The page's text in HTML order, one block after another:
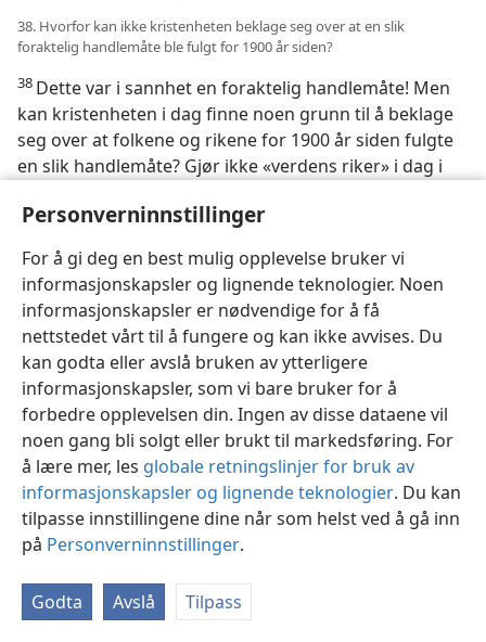
Personverninnstillinger
For å gi deg en best mulig opplevelse bruker vi
informasjonskapsler og lignende teknologier. Noen
informasjonskapsler er nødvendige for å få
nettstedet vårt til å fungere og kan ikke avvises. Du
kan godta eller avslå bruken av ytterligere
informasjonskapsler, som vi bare bruker for å
forbedre opplevelsen din. Ingen av disse dataene vil
noen gang bli solgt eller brukt til markedsføring. For
å lære mer, les globale retningslinjer for bruk av
informasjonskapsler og lignende teknologier. Du kan
tilpasse innstillingene dine når som helst ved å gå inn
på Personverninnstillinger.
Godta Avslå Tilpass
38. Hvorfor kan ikke kristenheten beklage seg over at en slik
foraktelig handlemåte ble fulgt for 1900 år siden?
38 Dette var i sannhet en foraktelig handlemåte! Men
kan kristenheten i dag finne noen grunn til å beklage
seg over at folkene og rikene for 1900 år siden fulgte
en slik handlemåte? Gjør ikke «verdens riker» i dag i
utkjempet både den første og den annen verdenskrig,
de Folkeforbundet og i 1945 De forente nasjoner og
forkastet derved himlenes rike ved Jesus Kristus. I og
med sin utpregede nasjonalisme og at de nidkjært
holder fast på sin nasjonale suverenitet, fortsetter de
å si til Herren Gud: «Vi har ingen annen konge enn
keiseren.» Hva har de dessuten gjort med de sanne
kristne som lojalt har valgt Jesus Kristus som konge i
stedet for keiseren? De historiske beretninger
angående dette taler for seg selv.
Grunnlaget for den rette
verdensregjering blir lagt
39, 40. a) Hva oppnådde disse fortidens «verdens riker» ved å motstå
Guds Salvede? b) Hvordan forklarte apostelen Peter på pinsedagen